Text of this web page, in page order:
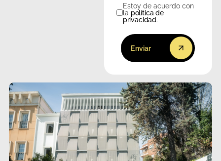
Consentimiento
Estoy de acuerdo con
la política de
privacidad.
Enviar